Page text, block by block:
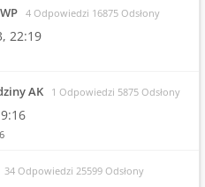
4 Odpowiedzi 16875 Odsłony
22:19
AK 1 Odpowiedzi 5875 Odsłony
34 Odpowiedzi 25599 Odsłony